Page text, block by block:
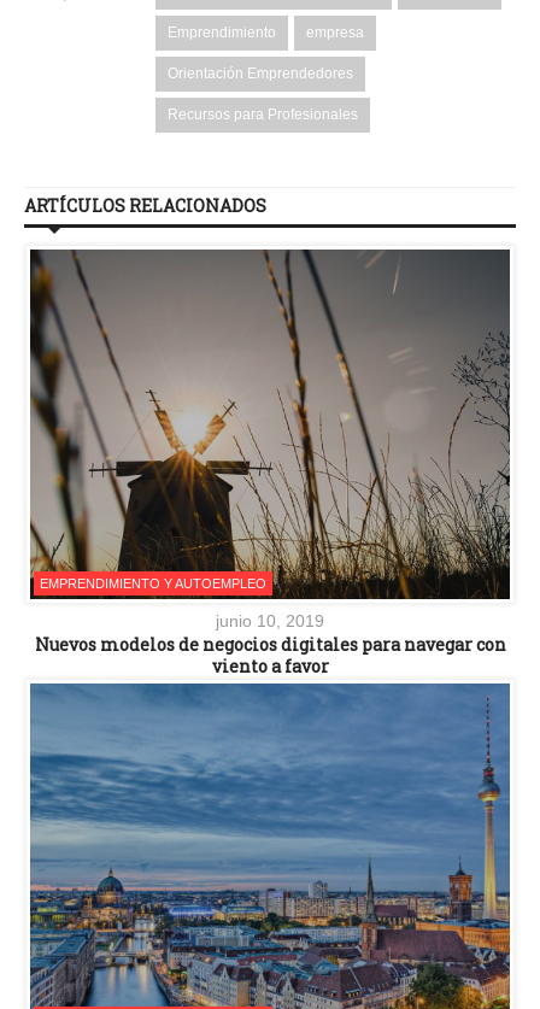
Emprendimiento empresa
Orientación Emprendedores
Recursos para Profesionales
ARTÍCULOS RELACIONADOS
EMPRENDIMIENTO Y AUTOEMPLEO
junio 10, 2019
Nuevos modelos de negocios digitales para navegar con
viento a favor